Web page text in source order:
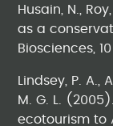
Husain, N.,
as a
Biosciences,
Lindsey, P. A.,
M. G. L.
ecotourism to